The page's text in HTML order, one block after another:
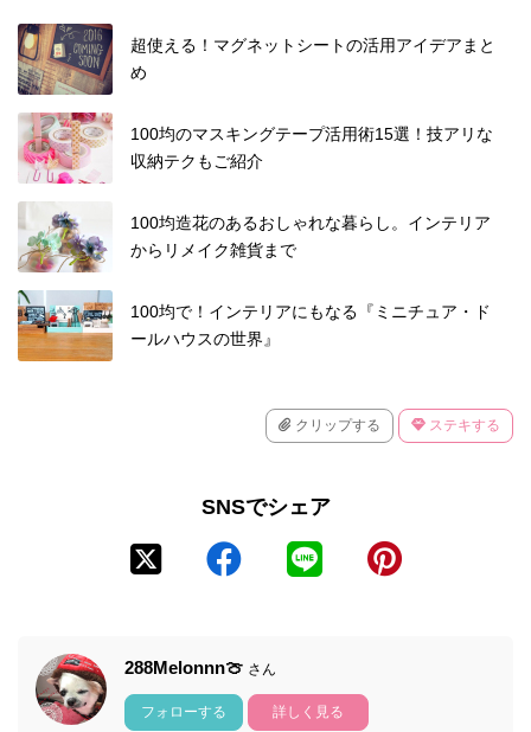
超使える！マグネットシートの活用アイデアまと
め
100均のマスキングテープ活用術15選！技アリな
収納テクもご紹介
100均造花のあるおしゃれな暮らし。インテリア
からリメイク雑貨まで
100均で！インテリアにもなる『ミニチュア・ド
ールハウスの世界』
クリップする ステキする
SNSでシェア
288Melonnn🍈 さん
フォローする 詳しく見る